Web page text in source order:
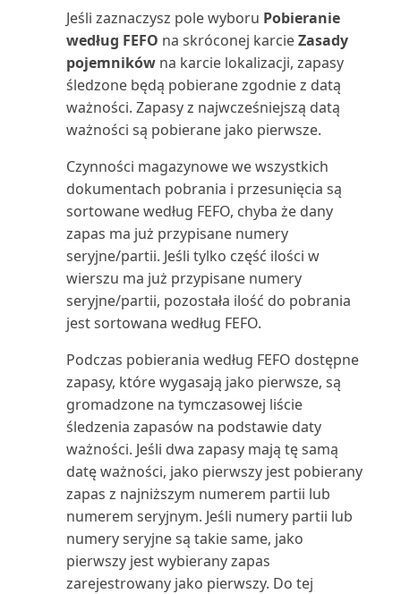
Uzgodnij konta nabywców i
dostawców (raport)
Wartość księgowa środka
trwałego 01 (raport)
Wartość księgowa środka
trwałego 02 (raport)
Wiekowanie należności (raport
Excel)
Wiekowanie należności (raport)
Wiekowanie zobowiązań (raport
Excel)
Wiekowanie zobowiązań
(raport)
Wiersze planowania projektu
(raport)
Wizyta konserwacyjna:
Planowanie (raport)
Wycena zapasów (raport)
Jeśli zaznaczysz pole wyboru Pobieranie
według FEFO na skróconej karcieZasady
pojemnikówna karcie lokalizacji, zapasy
śledzone będą pobierane zgodnie z datą
ważności. Zapasy z najwcześniejszą datą
ważności są pobierane jako pierwsze.
Czynności magazynowe we wszystkich
dokumentach pobrania i przesunięcia są
sortowane według FEFO, chyba że dany
zapas ma już przypisane numery
seryjne/partii. Jeśli tylko część ilości w
wierszu ma już przypisane numery
seryjne/partii, pozostała ilość do pobrania
jest sortowana według FEFO.
Podczas pobierania według FEFO dostępne
zapasy, które wygasają jako pierwsze, są
gromadzone na tymczasowej liście
śledzenia zapasów na podstawie daty
ważności. Jeśli dwa zapasy mają tę samą
datę ważności, jako pierwszy jest pobierany
zapas z najniższym numerem partii lub
numerem seryjnym. Jeśli numery partii lub
numery seryjne są takie same, jako
pierwszy jest wybierany zapas
zarejestrowany jako pierwszy. Do tej